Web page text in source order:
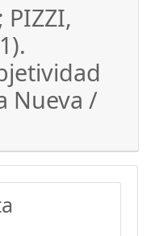
PIZZI,
Nueva /